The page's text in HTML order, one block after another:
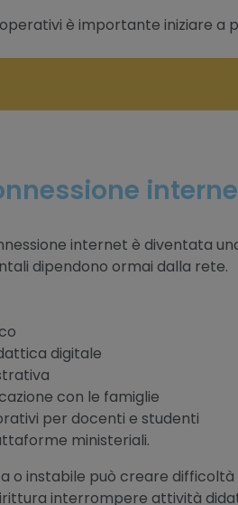
è importante iniziare a
internet è diventata
dipendono ormai dalla rete.
digitale
con le famiglie
per docenti e studenti
ministeriali.
o instabile può creare
interrompere attività